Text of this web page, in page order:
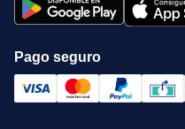
Pago seguro